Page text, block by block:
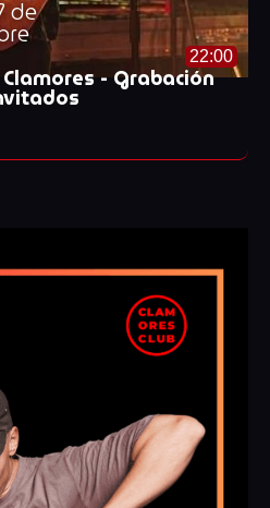
de
22:00
- Grabación